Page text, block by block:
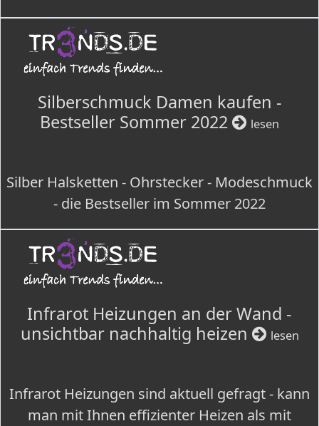
Silberschmuck Damen kaufen -
Bestseller Sommer 2022
lesen
Silber Halsketten - Ohrstecker - Modeschmuck
- die Bestseller im Sommer 2022
Infrarot Heizungen an der Wand -
unsichtbar nachhaltig heizen
lesen
Infrarot Heizungen sind aktuell gefragt - kann
man mit Ihnen effizienter Heizen als mit